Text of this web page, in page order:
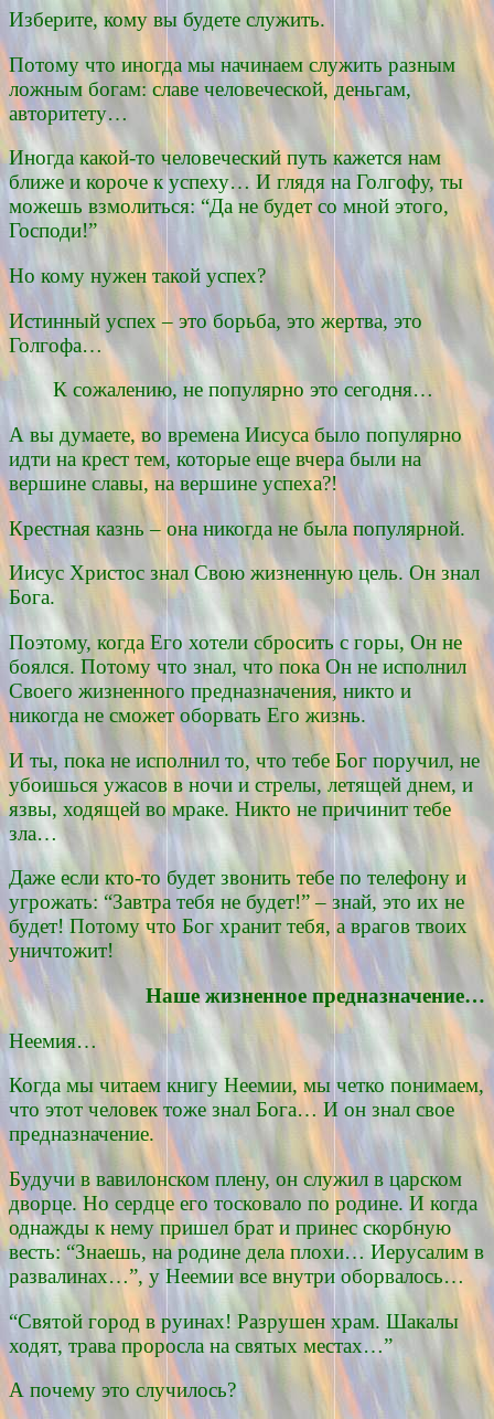
Изберите, кому вы будете служить.
Потому что иногда мы начинаем служить разным
ложным богам: славе человеческой, деньгам,
авторитету…
Иногда какой-то человеческий путь кажется нам
ближе и короче к успеху… И глядя на Голгофу, ты
можешь взмолиться: “Да не будет со мной этого,
Господи!”
Но кому нужен такой успех?
Истинный успех – это борьба, это жертва, это
Голгофа…
К сожалению, не популярно это сегодня…
А вы думаете, во времена Иисуса было популярно
идти на крест тем, которые еще вчера были на
вершине славы, на вершине успеха?!
Крестная казнь – она никогда не была популярной.
Иисус Христос знал Свою жизненную цель. Он знал
Бога.
Поэтому, когда Его хотели сбросить с горы, Он не
боялся. Потому что знал, что пока Он не исполнил
Своего жизненного предназначения, никто и
никогда не сможет оборвать Его жизнь.
И ты, пока не исполнил то, что тебе Бог поручил, не
убоишься ужасов в ночи и стрелы, летящей днем, и
язвы, ходящей во мраке. Никто не причинит тебе
зла…
Даже если кто-то будет звонить тебе по телефону и
угрожать: “Завтра тебя не будет!” – знай, это их не
будет! Потому что Бог хранит тебя, а врагов твоих
уничтожит!
Наше жизненное предназначение…
Неемия…
Когда мы читаем книгу Неемии, мы четко понимаем,
что этот человек тоже знал Бога… И он знал свое
предназначение.
Будучи в вавилонском плену, он служил в царском
дворце. Но сердце его тосковало по родине. И когда
однажды к нему пришел брат и принес скорбную
весть: “Знаешь, на родине дела плохи… Иерусалим в
развалинах…”, у Неемии все внутри оборвалось…
“Святой город в руинах! Разрушен храм. Шакалы
ходят, трава проросла на святых местах…”
А почему это случилось?